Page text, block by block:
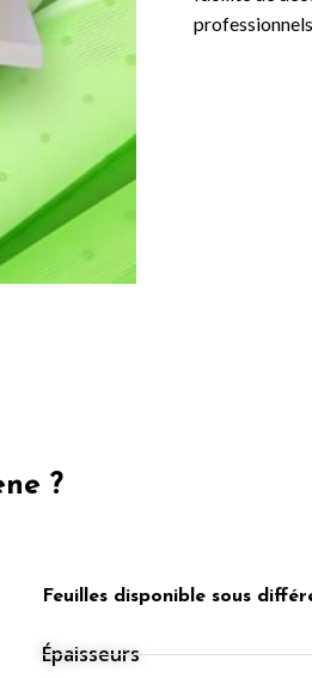
?
Feuilles disponible sous
Épaisseurs